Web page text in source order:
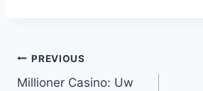
PREVIOUS
Millioner Casino: Uw